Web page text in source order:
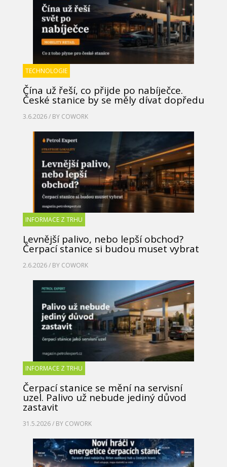
TECHNOLOGIE
Čína už řeší, co přijde po nabíječce.
České stanice by se měly dívat dopředu
3.6.2026 / BY COWORK
INFORMACE Z TRHU
Levnější palivo, nebo lepší obchod?
Čerpací stanice si budou muset vybrat
2.6.2026 / BY COWORK
INFORMACE Z TRHU
Čerpací stanice se mění na servisní
uzel. Palivo už nebude jediný důvod
zastavit
31.5.2026 / BY COWORK